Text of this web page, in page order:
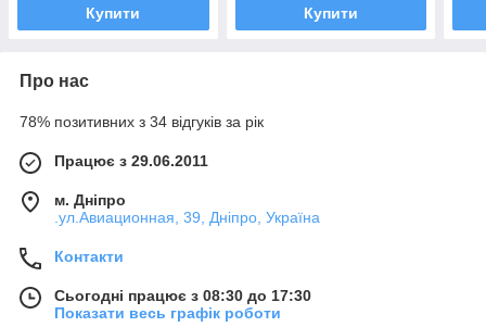
Купити Купити
Про нас
78% позитивних з 34 відгуків за рік
Працює з 29.06.2011
м. Дніпро
.ул.Авиационная, 39, Дніпро, Україна
Контакти
Сьогодні працює з 08:30 до 17:30
Показати весь графік роботи